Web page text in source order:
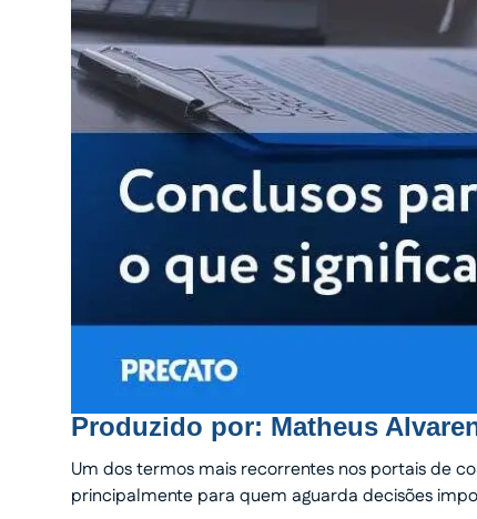
Produzido por: Matheus
Um dos termos mais recorrentes nos portais de
principalmente para quem aguarda decisões